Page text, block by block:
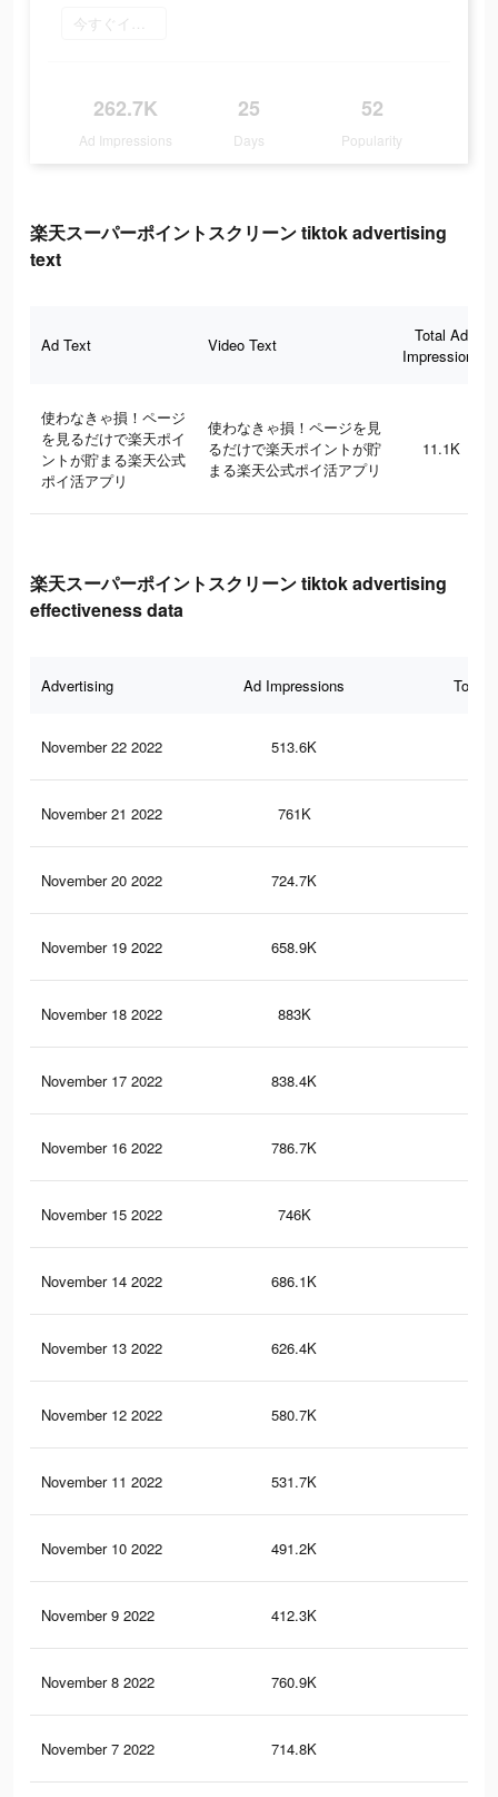
今すぐインストール
262.7K
Ad Impressions
25
Days
52
Popularity
楽天スーパーポイントスクリーン tiktok advertising
text
Ad Text Video Text
Total Ad
Impressions
使わなきゃ損！ページ
を見るだけで楽天ポイ
ントが貯まる楽天公式
ポイ活アプリ
使わなきゃ損！ページを見
るだけで楽天ポイントが貯
まる楽天公式ポイ活アプリ
11.1K
楽天スーパーポイントスクリーン tiktok advertising
effectiveness data
Advertising Ad Impressions Total
November 22 2022 513.6K
November 21 2022 761K
November 20 2022 724.7K
November 19 2022 658.9K
November 18 2022 883K
November 17 2022 838.4K
November 16 2022 786.7K
November 15 2022 746K
November 14 2022 686.1K
November 13 2022 626.4K
November 12 2022 580.7K
November 11 2022 531.7K
November 10 2022 491.2K
November 9 2022 412.3K
November 8 2022 760.9K
November 7 2022 714.8K